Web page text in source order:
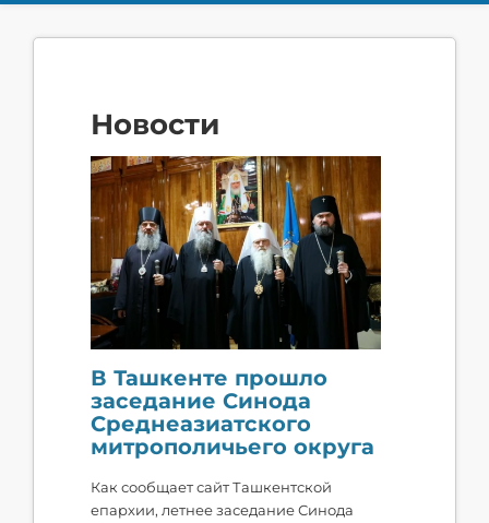
Новости
В Ташкенте прошло
заседание Синода
Среднеазиатского
митрополичьего округа
Как сообщает сайт Ташкентской
епархии, летнее заседание Синода